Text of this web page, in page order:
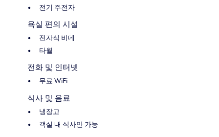
전기 주전자
욕실 편의 시설
전자식 비데
타월
전화 및 인터넷
무료 WiFi
식사 및 음료
냉장고
객실 내 식사만 가능